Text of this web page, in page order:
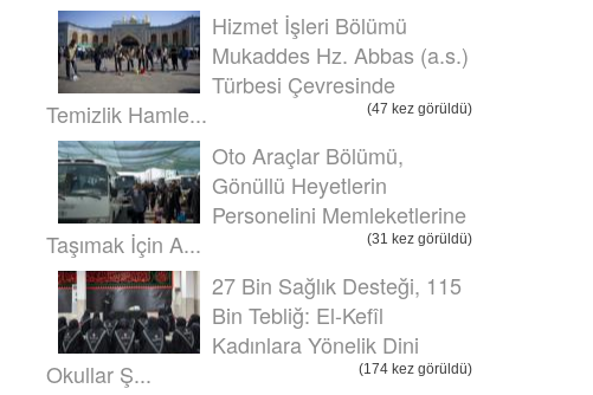
Hizmet İşleri Bölümü
Mukaddes Hz. Abbas (a.s.)
Türbesi Çevresinde
Temizlik Hamle...
(47 kez görüldü)
Oto Araçlar Bölümü,
Gönüllü Heyetlerin
Personelini Memleketlerine
Taşımak İçin A...
(31 kez görüldü)
27 Bin Sağlık Desteği, 115
Bin Tebliğ: El-Kefîl
Kadınlara Yönelik Dini
Okullar Ş...
(174 kez görüldü)